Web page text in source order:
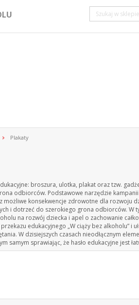
Plakaty
broszura, ulotka, plakat oraz tzw.
odbiorców. Podstawowe narzędzie
konsekwencje zdrowotne dla rozwoju
i dotrzeć do szerokiego grona odbiorców. W
na rozwój dziecka i apel o zachowanie
edukacyjnego „W ciąży bez alkoholu” i
W dzisiejszych czasach nieodłącznym
samym sprawiając, że hasło edukacyjne jest